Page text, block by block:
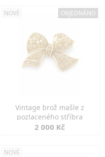
NOVÉ OBJEDNÁNO
Vintage brož mašle z
pozlaceného stříbra
2 000 Kč
NOVÉ